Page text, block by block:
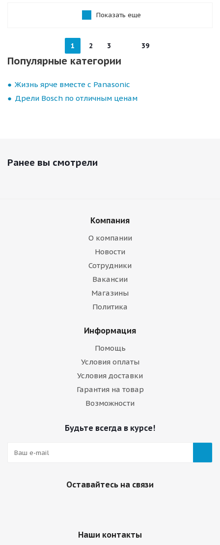
Показать еще
1 2 3 39
Популярные категории
Жизнь ярче вместе с Panasonic
Дрели Bosch по отличным ценам
Ранее вы смотрели
Компания
О компании
Новости
Сотрудники
Вакансии
Магазины
Политика
Информация
Помощь
Условия оплаты
Условия доставки
Гарантия на товар
Возможности
Будьте всегда в курсе!
Оставайтесь на связи
Наши контакты